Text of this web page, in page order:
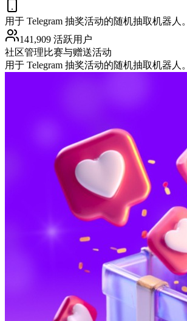
用于 Telegram 抽奖活动的随机抽取机器人。
141,909 活跃用户
社区管理比赛与赠送活动
用于 Telegram 抽奖活动的随机抽取机器人。